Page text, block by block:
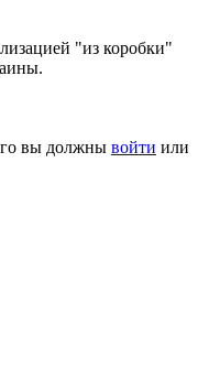
"из коробки"
вы должны войти или